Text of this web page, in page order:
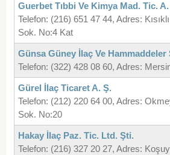
Guerbet Tıbbi Ve Kimya Mad. Tic. A.
Telefon: (216) 651 47 44, Adres:
Sok. No:4 Kat
Günsa Güney İlaç Ve Hammaddeler
Telefon: (322) 428 08 60, Adres:
Gürel İlaç Ticaret A. Ş.
Telefon: (212) 220 64 00, Adres:
Sok. No:20
Hakay İlaç Paz. Tic. Ltd. Şti.
Telefon: (216) 327 20 27, Adres: